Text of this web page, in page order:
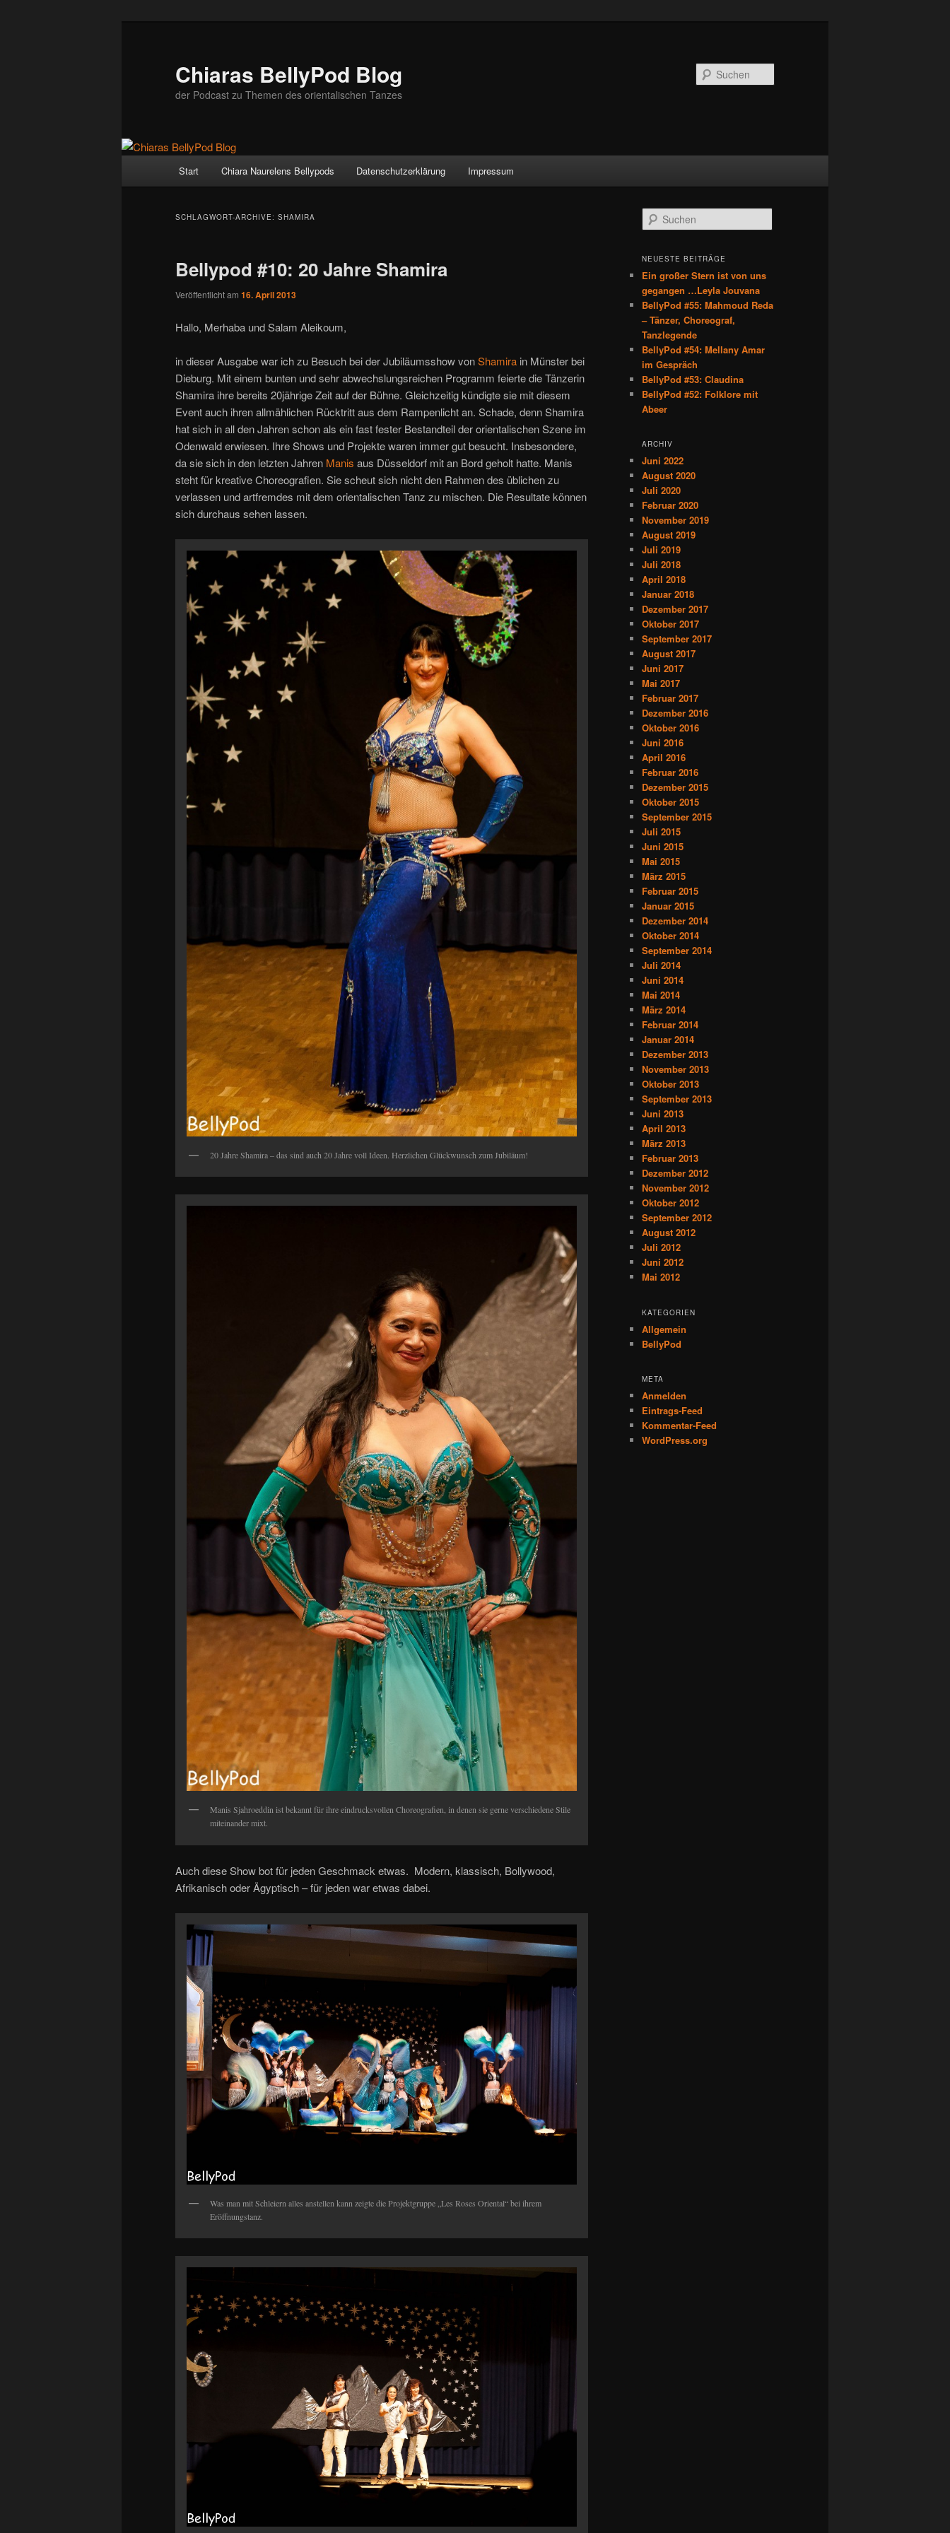
Chiaras BellyPod Blog
der Podcast zu Themen des orientalischen Tanzes
Start Chiara Naurelens Bellypods Datenschutzerklärung Impressum
SCHLAGWORT-ARCHIVE: SHAMIRA
Bellypod #10: 20 Jahre Shamira
Veröffentlicht am 16. April 2013
Hallo, Merhaba und Salam Aleikoum,
in dieser Ausgabe war ich zu Besuch bei der Jubiläumsshow vonShamira in Münster bei
Dieburg. Mit einem bunten und sehr abwechslungsreichen Programm feierte die Tänzerin
Shamira ihre bereits 20jährige Zeit auf der Bühne. Gleichzeitig kündigte sie mit diesem
Event auch ihren allmählichen Rücktritt aus dem Rampenlicht an. Schade, denn Shamira
hat sich in all den Jahren schon als ein fast fester Bestandteil der orientalischen Szene im
Odenwald erwiesen. Ihre Shows und Projekte waren immer gut besucht. Insbesondere,
da sie sich in den letzten Jahren Manis aus Düsseldorf mit an Bord geholt hatte. Manis
steht für kreative Choreografien. Sie scheut sich nicht den Rahmen des üblichen zu
verlassen und artfremdes mit dem orientalischen Tanz zu mischen. Die Resultate können
sich durchaus sehen lassen.
20 Jahre Shamira – das sind auch 20 Jahre voll Ideen. Herzlichen Glückwunsch zum Jubiläum!
Manis Sjahroeddin ist bekannt für ihre eindrucksvollen Choreografien, in denen sie gerne verschiedene Stile
miteinander mixt.
Auch diese Show bot für jeden Geschmack etwas. Modern, klassisch, Bollywood,
Afrikanisch oder Ägyptisch – für jeden war etwas dabei.
Was man mit Schleiern alles anstellen kann zeigte die Projektgruppe „Les Roses Oriental“ bei ihrem
Eröffnungstanz.
u
h
n
NEUESTE BEITRÄGE
Ein großer Stern ist von uns
gegangen …Leyla Jouvana
BellyPod #55: Mahmoud Reda
– Tänzer, Choreograf,
Tanzlegende
BellyPod #54: Mellany Amar
im Gespräch
BellyPod #53: Claudina
BellyPod #52: Folklore mit
Abeer
ARCHIV
Juni 2022
August 2020
Juli 2020
Februar 2020
November 2019
August 2019
Juli 2019
Juli 2018
April 2018
Januar 2018
Dezember 2017
Oktober 2017
September 2017
August 2017
Juni 2017
Mai 2017
Februar 2017
Dezember 2016
Oktober 2016
Juni 2016
April 2016
Februar 2016
Dezember 2015
Oktober 2015
September 2015
Juli 2015
Juni 2015
Mai 2015
März 2015
Februar 2015
Januar 2015
Dezember 2014
Oktober 2014
September 2014
Juli 2014
Juni 2014
Mai 2014
März 2014
Februar 2014
Januar 2014
Dezember 2013
November 2013
Oktober 2013
September 2013
Juni 2013
April 2013
März 2013
Februar 2013
Dezember 2012
November 2012
Oktober 2012
September 2012
August 2012
Juli 2012
Juni 2012
Mai 2012
KATEGORIEN
Allgemein
BellyPod
META
Anmelden
Eintrags-Feed
Kommentar-Feed
WordPress.org